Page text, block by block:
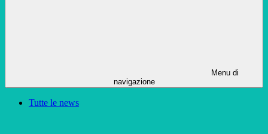
Menu di
navigazione
Tutte le news